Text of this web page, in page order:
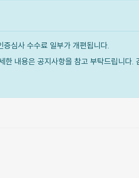
심사 수수료 일부가 개편됩니다.
내용은 공지사항을 참고 부탁드립니다.